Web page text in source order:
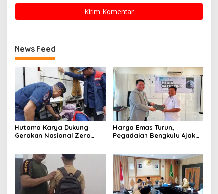
News Feed
Hutama Karya Dukung
Gerakan Nasional Zero
(SETUJU)
Harga Emas Turun,
Pegadaian Bengkulu Ajak